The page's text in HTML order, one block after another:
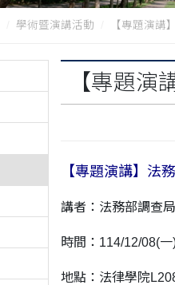
學術暨演講活動 【專題演講
【專題演
【專題演講】法
講者：法務部調查
時間：114/12/08(
地點：法律學院